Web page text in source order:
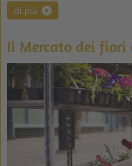
di più
Il Mercato dei fiori